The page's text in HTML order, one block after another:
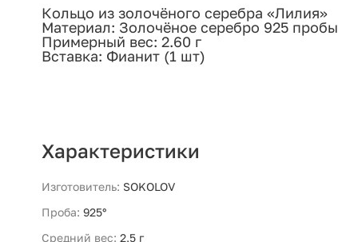
Кольцо из золочёного серебра «Лилия»
Материал: Золочёное серебро 925 пробы
Примерный вес: 2.60 г
Вставка: Фианит (1 шт)
Характеристики
Изготовитель: SOKOLOV
Проба: 925°
Средний вес: 2,5 г